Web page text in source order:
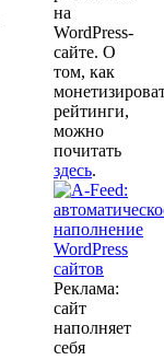
на
WordPress-
сайте. О
том, как
рейтинги,
можно
почитать
здесь.
Реклама:
сайт
наполняет
себя